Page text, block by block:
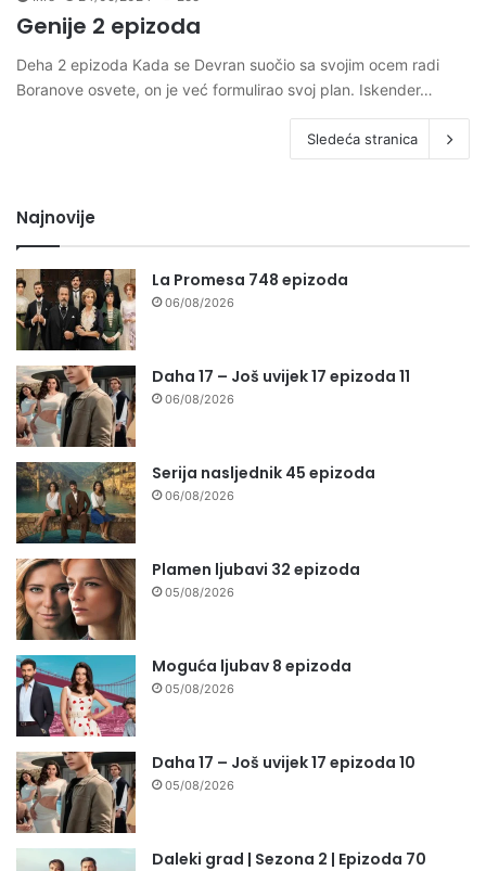
Genije 2 epizoda
Deha 2 epizoda Kada se Devran suočio sa svojim ocem radi
Boranove osvete, on je već formulirao svoj plan. Iskender…
Sledeća stranica
Najnovije
La Promesa 748 epizoda
06/08/2026
Daha 17 – Još uvijek 17 epizoda 11
06/08/2026
Serija nasljednik 45 epizoda
06/08/2026
Plamen ljubavi 32 epizoda
05/08/2026
Moguća ljubav 8 epizoda
05/08/2026
Daha 17 – Još uvijek 17 epizoda 10
05/08/2026
Daleki grad | Sezona 2 | Epizoda 70